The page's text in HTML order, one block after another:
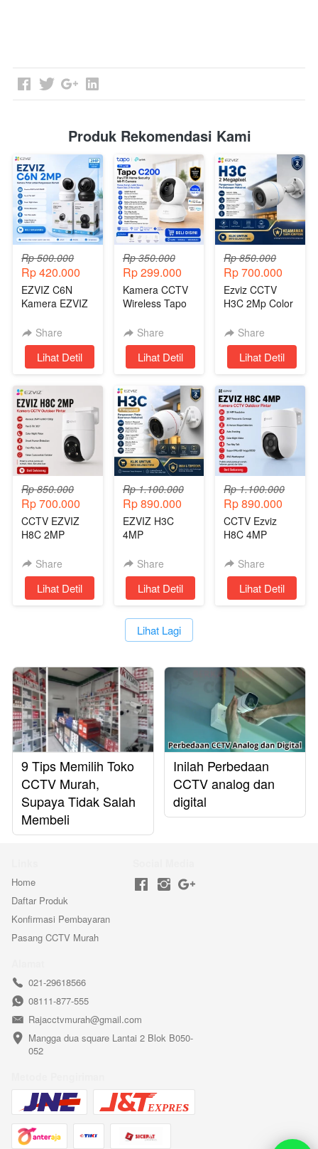
Produk Rekomendasi Kami
Rp 500.000
Rp 420.000
EZVIZ C6N
Kamera EZVIZ
Pintar Dengan
Harga
Terjangkau
Share
`Lihat Detil
Rp 350.000
Rp 299.000
Kamera CCTV
Wireless Tapo
Share
`
Lihat Detil
Rp 850.000
Rp 700.000
Ezviz CCTV
H3C 2Mp Color
CCTV Wireless
Tanpa Kabel
Share
`Lihat Detil
Rp 850.000
Rp 700.000
CCTV EZVIZ
H8C 2MP
Share
`Lihat Detil
Rp 1.100.000
Rp 890.000
EZVIZ H3C
4MP
WIRELESS
CAMERA FULL
COLOR 2 WAY
AUDIO
Share
`Lihat Detil
Rp 1.100.000
Rp 890.000
CCTV Ezviz
H8C 4MP
KabelShare
`Lihat Detil
`Lihat Lagi
9 Tips Memilih Toko
CCTV Murah,
Supaya Tidak Salah
Membeli
Inilah Perbedaan
CCTV analog dan
digital
Home
Daftar Produk
Konfirmasi Pembayaran
Pasang CCTV Murah
021-29618566
08111-877-555
Rajacctvmurah@gmail.com
Mangga dua square Lantai 2 Blok B050-
052